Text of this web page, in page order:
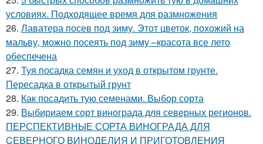
условиях. Подходящее время для размножения
26. Лаватера посев под зиму. Этот цветок, похожий на
мальву, можно посеять под зиму –красота все лето
обеспечена
27. Туя посадка семян и уход в открытом грунте.
Пересадка в открытый грунт
28. Как посадить тую семенами. Выбор сорта
29. Выбириаем сорт винограда для северных регионов.
ПЕРСПЕКТИВНЫЕ СОРТА ВИНОГРАДА ДЛЯ
CЕВЕРНОГО ВИНОДЕЛИЯ И ПРИГОТОВЛЕНИЯ